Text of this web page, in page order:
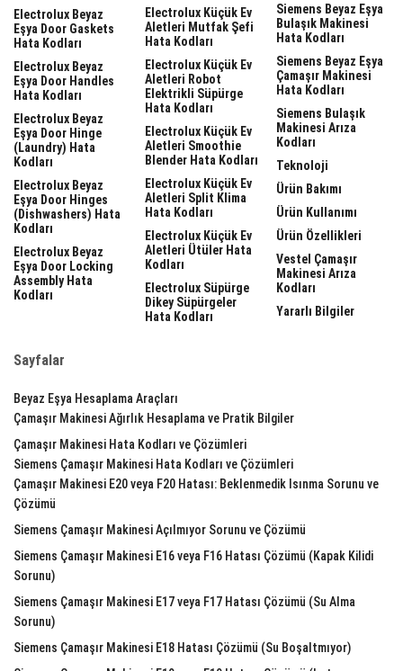
Electrolux Beyaz
Eşya Door Gaskets
Hata Kodları
Electrolux Beyaz
Eşya Door Handles
Hata Kodları
Electrolux Beyaz
Eşya Door Hinge
(laundry) Hata
Kodları
Electrolux Beyaz
Eşya Door Hinges
(dishwashers) Hata
Kodları
Electrolux Beyaz
Eşya Door Locking
Assembly Hata
Kodları
Electrolux Küçük Ev
Aletleri Mutfak Şefi
Hata Kodları
Electrolux Küçük Ev
Aletleri Robot
Elektrikli Süpürge
Hata Kodları
Electrolux Küçük Ev
Aletleri Smoothie
Blender Hata Kodları
Electrolux Küçük Ev
Aletleri Split Klima
Hata Kodları
Electrolux Küçük Ev
Aletleri Ütüler Hata
Kodları
Electrolux Süpürge
Dikey Süpürgeler
Hata Kodları
Siemens Beyaz Eşya
Bulaşık Makinesi
Hata Kodları
Siemens Beyaz Eşya
Çamaşır Makinesi
Hata Kodları
Siemens Bulaşık
Makinesi Arıza
Kodları
Teknoloji
Ürün Bakımı
Ürün Kullanımı
Ürün Özellikleri
Vestel Çamaşır
Makinesi Arıza
Kodları
Yararlı Bilgiler
Sayfalar
Beyaz Eşya Hesaplama Araçları
Çamaşır Makinesi Ağırlık Hesaplama ve Pratik Bilgiler
Çamaşır Makinesi Hata Kodları ve Çözümleri
Siemens Çamaşır Makinesi Hata Kodları ve Çözümleri
Çamaşır Makinesi E20 veya F20 Hatası: Beklenmedik Isınma Sorunu ve
Çözümü
Siemens Çamaşır Makinesi Açılmıyor Sorunu ve Çözümü
Siemens Çamaşır Makinesi E16 veya F16 Hatası Çözümü (Kapak Kilidi
Sorunu)
Siemens Çamaşır Makinesi E17 veya F17 Hatası Çözümü (Su Alma
Sorunu)
Siemens Çamaşır Makinesi E18 Hatası Çözümü (Su Boşaltmıyor)